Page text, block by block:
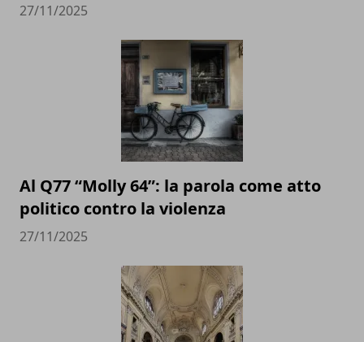
27/11/2025
Al Q77 “Molly 64”: la parola come atto
politico contro la violenza
27/11/2025